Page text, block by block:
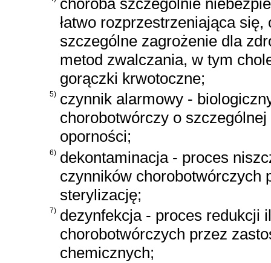
łatwo rozprzestrzeniająca
szczególne zagrożenie dla
metod zwalczania, w tym
gorączki krwotoczne;
5) czynnik alarmowy -
chorobotwórczy o
oporności;
6) dekontaminacja - proces
czynników chorobotwórczych
sterylizację;
7) dezynfekcja - proces redukcji
chorobotwórczych przez
chemicznych;